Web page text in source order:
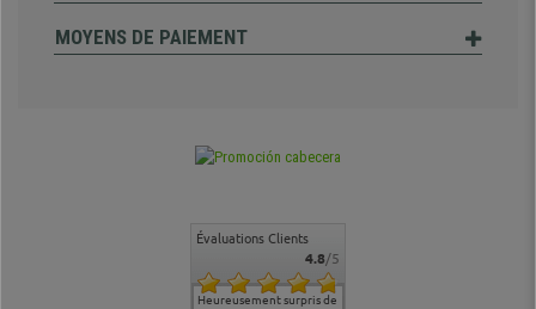
MOYENS DE PAIEMENT
Évaluations Clients
4.8/5
Heureusement surpris de